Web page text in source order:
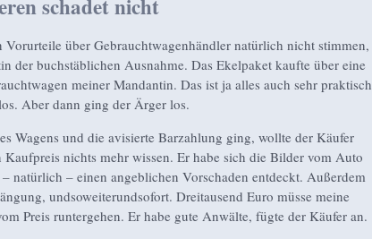
schadet nicht
über Gebrauchtwagenhändler natürlich nicht stimmen,
der buchstäblichen Ausnahme. Das Ekelpaket kaufte über eine
meiner Mandantin. Das ist ja alles auch sehr praktisch
Aber dann ging der Ärger los.
Wagens und die avisierte Barzahlung ging, wollte der Käufer
nichts mehr wissen. Er habe sich die Bilder vom Auto
natürlich – einen angeblichen Vorschaden entdeckt. Außerdem
undsoweiterundsofort. Dreitausend Euro müsse meine
Preis runtergehen. Er habe gute Anwälte, fügte der Käufer an.